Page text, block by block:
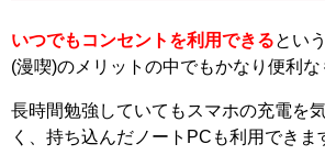
いつでもコンセントを利用できるとい
(漫喫)のメリットの中でもかなり便利な
長時間勉強していてもスマホの充電を
く、持ち込んだノートPCも利用できま